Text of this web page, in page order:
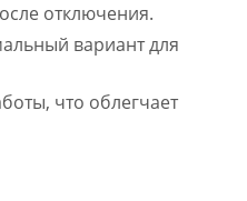
отключения.
вариант для
что облегчает